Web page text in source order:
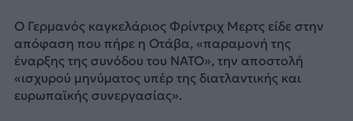
Ο Γερμανός καγκελάριος Φρίντριχ Μερτς είδε στην
απόφαση που πήρε η Οτάβα, «παραμονή της
έναρξης της συνόδου του NATO», την αποστολή
«ισχυρού μηνύματος υπέρ της διατλαντικής και
ευρωπαϊκής συνεργασίας».